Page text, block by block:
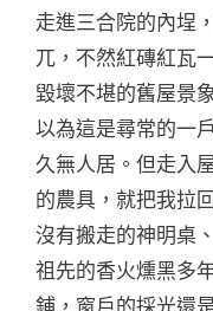
走進三合院的內埕
兀，不然紅磚紅瓦
毀壞不堪的舊屋景
以為這是尋常的一
久無人居。但走入
的農具，就把我拉
沒有搬走的神明桌
祖先的香火燻黑多